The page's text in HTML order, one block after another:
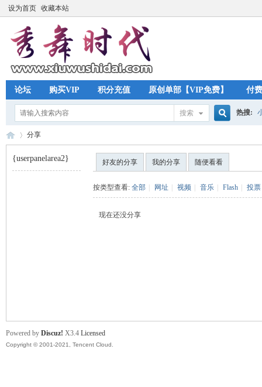
设为首页 收藏本站
论坛 购买VIP 积分充值 原创单部【VIP免费】 付
搜索 热搜:
分享
{userpanelarea2} 好友的分享 我的分享 随便看看
按类型查看: 全部 网址 视频 音乐 Flash 投票
现在还没分享
Powered by Discuz! X3.4 Licensed
Copyright © 2001-2021, Tencent Cloud.